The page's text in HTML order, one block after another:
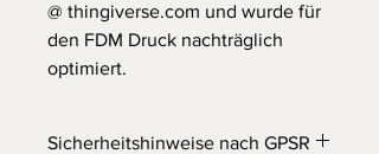
@ thingiverse.com und wurde für
den FDM Druck nachträglich
optimiert.
Sicherheitshinweise nach GPSR